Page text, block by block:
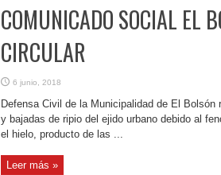
COMUNICADO SOCIAL EL
CIRCULAR
6 junio, 2018
Defensa Civil de la Municipalidad de El
y bajadas de ripio del ejido urbano debido al
el hielo, producto de las ...
Leer más »